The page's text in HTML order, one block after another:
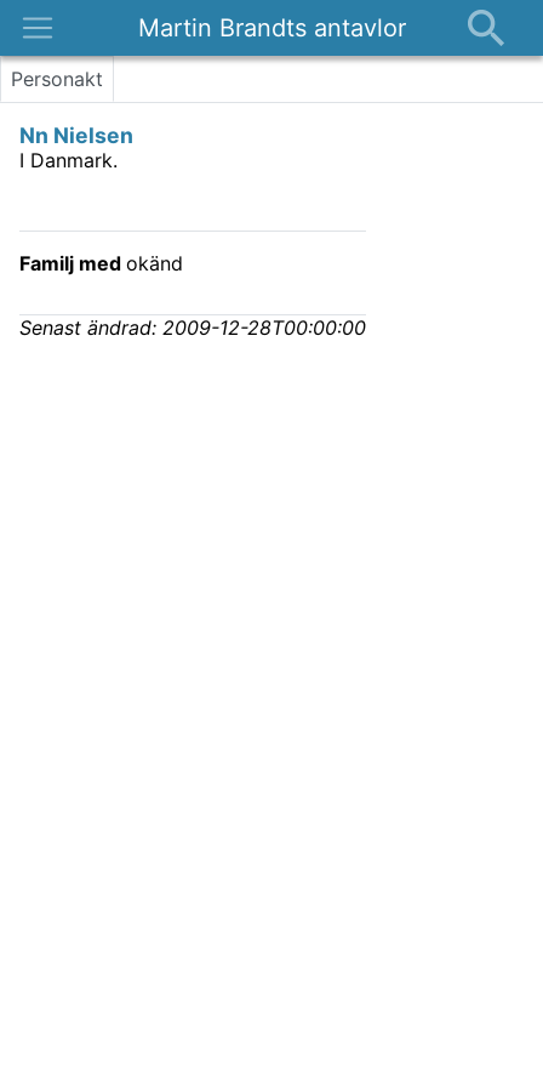
Martin Brandts antavlor
Platser
Om
Personakt
Nn Nielsen
I Danmark.
Familj med okänd
Senast ändrad: 2009-12-28T00:00:00